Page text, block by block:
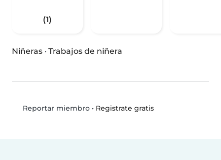
(1)
Niñeras · Trabajos de niñera
Reportar miembro• Registrate gratis